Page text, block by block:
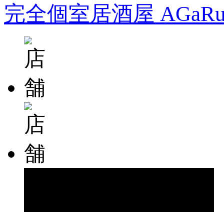
完全個室居酒屋